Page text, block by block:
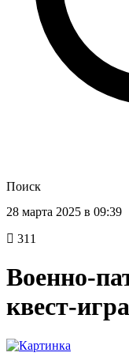
Поиск
28 марта 2025 в 09:39
311
Военно-
квест-